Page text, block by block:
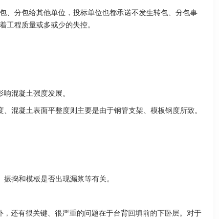
、分包给其他单位，投标单位也都承诺不发生转包、分包事
工程质量或多或少的失控。
混凝土强度发展。
混凝土表面平整度则主要是由于钢管支架、模板钢度所致。
捣和模板是否出现漏浆等有关。
还有很关键、很严重的问题在于台背回填前的下卧层。对于